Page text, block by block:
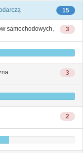
15
3
samochodowych,
3
2